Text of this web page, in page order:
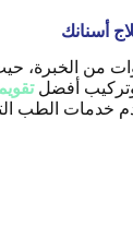
أسنانك
من الخبرة،
أفضل
خدمات الطب